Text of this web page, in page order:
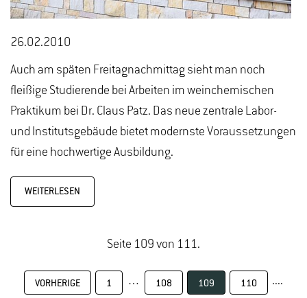
26.02.2010
Auch am späten Freitagnachmittag sieht man noch
fleißige Studierende bei Arbeiten im weinchemischen
Praktikum bei Dr. Claus Patz. Das neue zentrale Labor-
und Institutsgebäude bietet modernste Voraussetzungen
für eine hochwertige Ausbildung.
WEITERLESEN
Seite 109 von 111.
VORHERIGE 1 … 108 109 110 ....